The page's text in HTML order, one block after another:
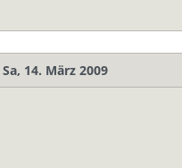
Sa, 14. März 2009